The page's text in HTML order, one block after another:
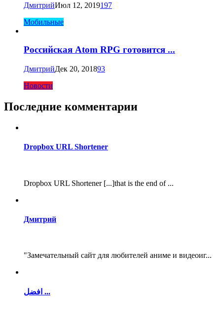
ДмитрийИюл 12, 2019197
Мобильные
Российская Atom RPG готовится ...
ДмитрийДек 20, 201893
Новости
Последние комментарии
Dropbox URL Shortener
Dropbox URL Shortener [...]that is the end of ...
Дмитрий
"Замечательный сайт для любителей аниме и видеоиг...
افضل ...